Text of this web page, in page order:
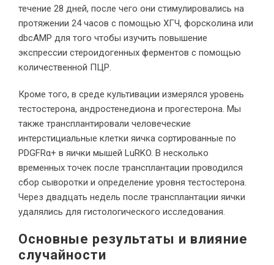
течение 28 дней, после чего они стимулировались на
протяжении 24 часов с помощью ХГЧ, форсколина или
dbcAMP для того чтобы изучить повышение
экспрессии стероидогенных ферментов с помощью
количественной ПЦР.
Кроме того, в среде культивации измерялся уровень
тестостерона, андростенедиона и прогестерона. Мы
также трансплантировали человеческие
интерстициальные клетки яичка сортированные по
PDGFRα+ в яички мышей LuRKO. В несколько
временных точек после трансплантации проводился
сбор сыворотки и определение уровня тестостерона.
Через двадцать недель после трансплантации яички
удалялись для гистологического исследования.
Основные результаты и влияние
случайности